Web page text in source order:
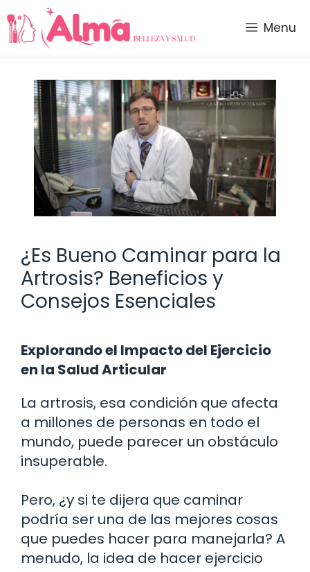
Saltar
al
contenido
Menu
¿Es Bueno Caminar para la
Artrosis? Beneficios y
Consejos Esenciales
Explorando el Impacto del Ejercicio
en la Salud Articular
La artrosis, esa condición que afecta
a millones de personas en todo el
mundo, puede parecer un obstáculo
insuperable.
Pero, ¿y si te dijera que caminar
podría ser una de las mejores cosas
que puedes hacer para manejarla? A
menudo, la idea de hacer ejercicio